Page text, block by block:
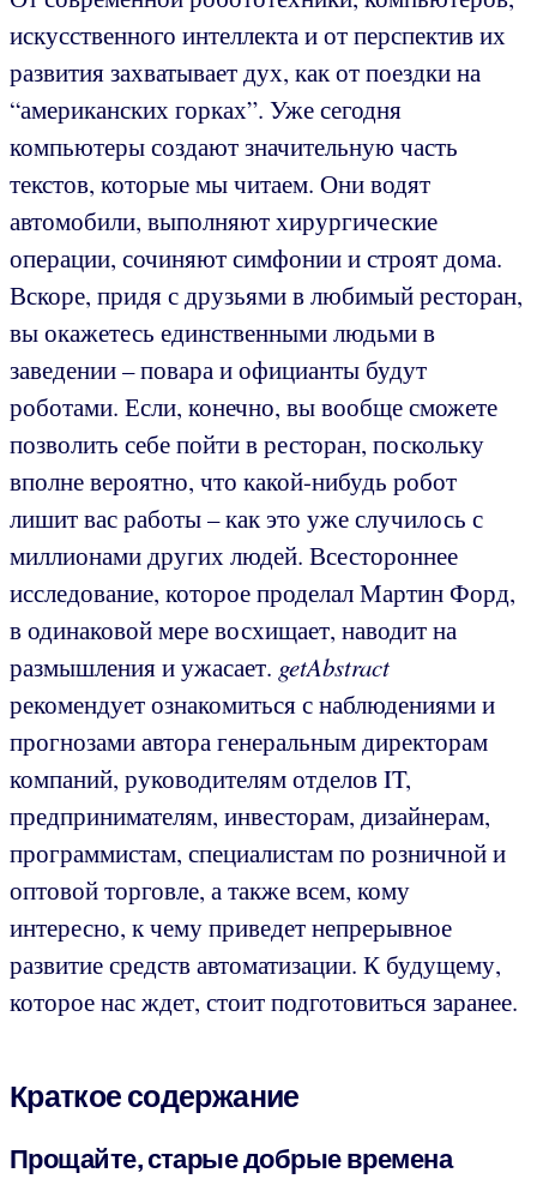
искусственного интеллекта и от перспектив их
развития захватывает дух, как от поездки на
“американских горках”. Уже сегодня
компьютеры создают значительную часть
текстов, которые мы читаем. Они водят
автомобили, выполняют хирургические
операции, сочиняют симфонии и строят дома.
Вскоре, придя с друзьями в любимый ресторан,
вы окажетесь единственными людьми в
заведении – повара и официанты будут
роботами. Если, конечно, вы вообще сможете
позволить себе пойти в ресторан, поскольку
вполне вероятно, что какой-нибудь робот
лишит вас работы – как это уже случилось с
миллионами других людей. Всестороннее
исследование, которое проделал Мартин Форд,
в одинаковой мере восхищает, наводит на
размышления и ужасает. getAbstract
рекомендует ознакомиться с наблюдениями и
прогнозами автора генеральным директорам
компаний, руководителям отделов IT,
предпринимателям, инвесторам, дизайнерам,
программистам, специалистам по розничной и
оптовой торговле, а также всем, кому
интересно, к чему приведет непрерывное
развитие средств автоматизации. К будущему,
которое нас ждет, стоит подготовиться заранее.
Краткое содержание
Прощайте, старые добрые времена